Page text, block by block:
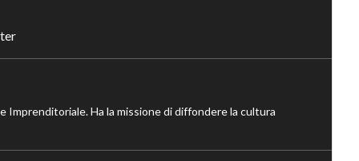
Ha la missione di diffondere la cultura